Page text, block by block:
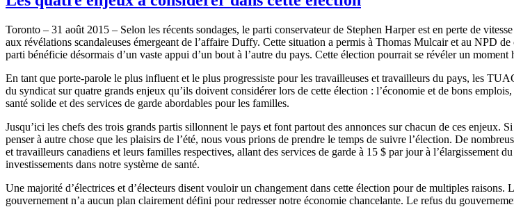
Toronto – 31 août 2015 – Selon les récents sondages, le parti conservateur de Stephen Harper est en perte de
aux révélations scandaleuses émergeant de l’affaire Duffy. Cette situation a permis à Thomas Mulcair et au NPD
parti bénéficie désormais d’un vaste appui d’un bout à l’autre du pays. Cette élection pourrait se révéler un
En tant que porte-parole le plus influent et le plus progressiste pour les travailleuses et travailleurs du pays, les
du syndicat sur quatre grands enjeux qu’ils doivent considérer lors de cette élection : l’économie et de bons
santé solide et des services de garde abordables pour les familles.
Jusqu’ici les chefs des trois grands partis sillonnent le pays et font partout des annonces sur chacun de ces enjeux.
penser à autre chose que les plaisirs de l’été, nous vous prions de prendre le temps de suivre l’élection. De
et travailleurs canadiens et leurs familles respectives, allant des services de garde à 15 $ par jour à l’élargissement
investissements dans notre système de santé.
Une majorité d’électrices et d’électeurs disent vouloir un changement dans cette élection pour de multiples
gouvernement n’a aucun plan clairement défini pour redresser notre économie chancelante. Le refus du